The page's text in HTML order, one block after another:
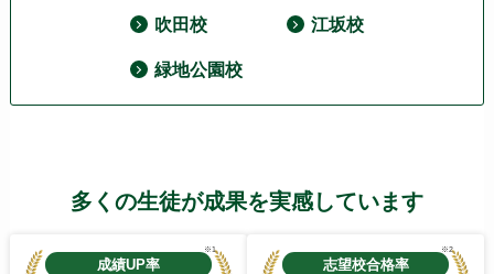
吹田校 江坂校
緑地公園校
多くの生徒が成果を実感しています
成績UP率
※1
志望校合格率
※2